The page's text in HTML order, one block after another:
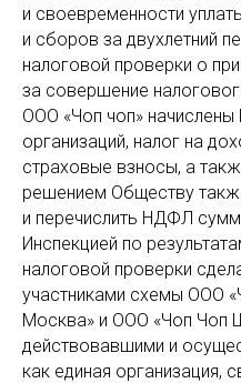
и своевременности
и сборов за двухлетний
налоговой проверки о
за совершение
ООО «Чоп чоп»
организаций, налог на
страховые взносы, а
решением Обществу
и перечислить НДФЛ
Инспекцией по
налоговой проверки
участниками схемы ООО
Москва» и ООО «Чоп Чоп
действовавшими и
как единая организация,